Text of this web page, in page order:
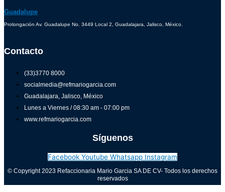
Guadalupe
Prolongación Av. Guadalupe No. 3449 Local 2, Guadalajara, Jalisco, México.
Contacto
(33)3770 8000
socialmedia@refmariogarcia.com
Guadalajara, Jalisco, México
Lunes a Viernes / 08:30 am - 07:00 pm
www.refmariogarcia.com
Síguenos
Facebook Youtube Whatsapp Instagram
© Copyright 2023 Refaccionaria Mario Garcia SA DE CV- Todos los derechos
reservados